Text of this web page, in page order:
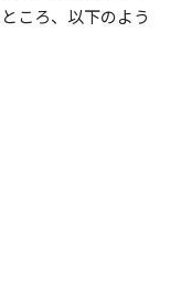
ころ、以下のよう